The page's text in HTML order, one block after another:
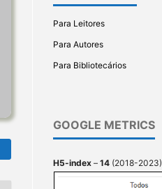
Para Leitores
Para Autores
Para Bibliotecários
GOOGLE METRICS
H5-index – 14 (2018-2023)